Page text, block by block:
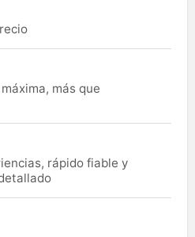
más que
rápido fiable y